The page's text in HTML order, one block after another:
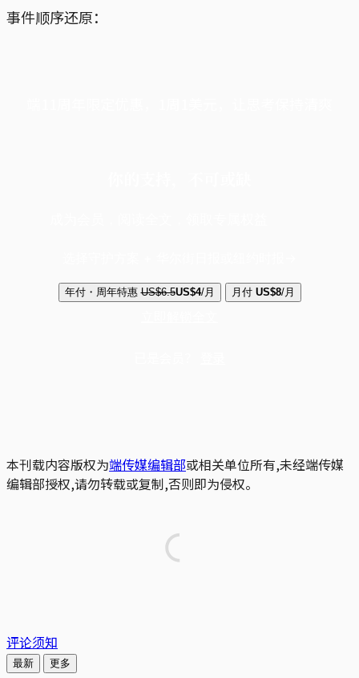
事件顺序还原：
年付・周年特惠 US$6.5US$4/月 月付 US$8/月
本刊载内容版权为端传媒编辑部或相关单位所有,未经端传媒
编辑部授权,请勿转载或复制,否则即为侵权。
评论须知
最新 更多